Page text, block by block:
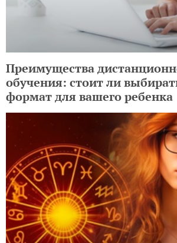
Преимущества
обучения: стоит ли
формат для вашего ребенка